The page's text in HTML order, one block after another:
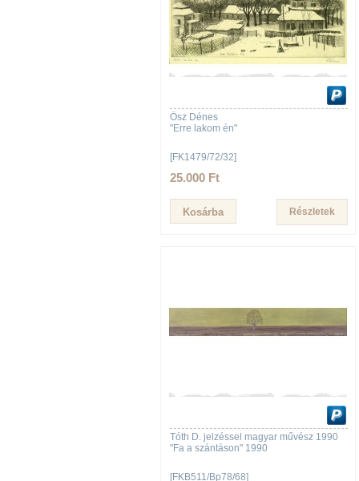
Ősz Dénes
"Erre lakom én"
[FK1479/72/32]
25.000 Ft
Részletek
Tóth D. jelzéssel magyar művész 1990
"Fa a szántáson" 1990
[FKB511/Bp78/68]